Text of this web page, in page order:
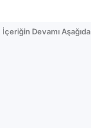
İçeriğin Devamı Aşağıda